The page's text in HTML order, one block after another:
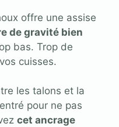
offre une assise
de gravité bien
bas. Trop de
cuisses.
les talons et la
pour ne pas
cet ancrage